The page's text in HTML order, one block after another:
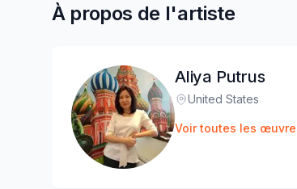
À propos de l'artiste
Aliya Putrus
Lieu:
United States
Voir toutes les